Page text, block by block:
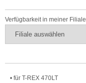
Verfügbarkeit in meiner Filiale
• für T-REX 470LT